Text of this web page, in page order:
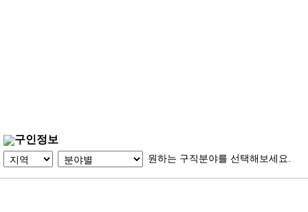
구인정보
원하는 구직분야를 선택해보세요.